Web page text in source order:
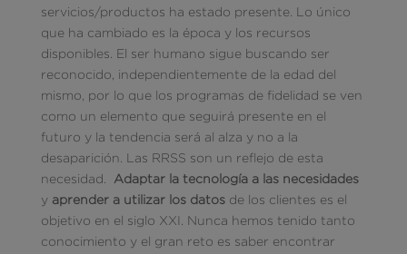
servicios/productos ha estado presente. Lo único
que ha cambiado es la época y los recursos
disponibles. El ser humano sigue buscando ser
reconocido, independientemente de la edad del
mismo, por lo que los programas de fidelidad se ven
como un elemento que seguirá presente en el
futuro y la tendencia será al alza y no a la
desaparición. Las RRSS son un reflejo de esta
necesidad. Adaptar la tecnología a las necesidades
y aprender a utilizar los datosde los clientes es el
objetivo en el siglo XXI. Nunca hemos tenido tanto
conocimiento y el gran reto es saber encontrar